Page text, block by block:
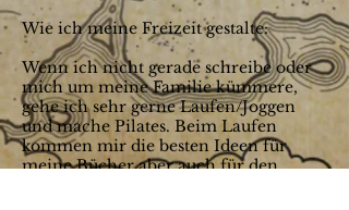
Wie ich meine Freizeit gestalte:
Wenn ich nicht gerade schreibe oder
mich um meine Familie kümmere,
gehe ich sehr gerne Laufen/Joggen
und mache Pilates. Beim Laufen
kommen mir die besten Ideen für
meine Bücher aber auch für den